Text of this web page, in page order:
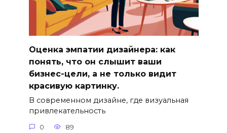
Оценка эмпатии дизайнера: как
понять, что он слышит ваши
бизнес-цели, а не только видит
красивую картинку.
В современном дизайне, где визуальная
привлекательность
0 89